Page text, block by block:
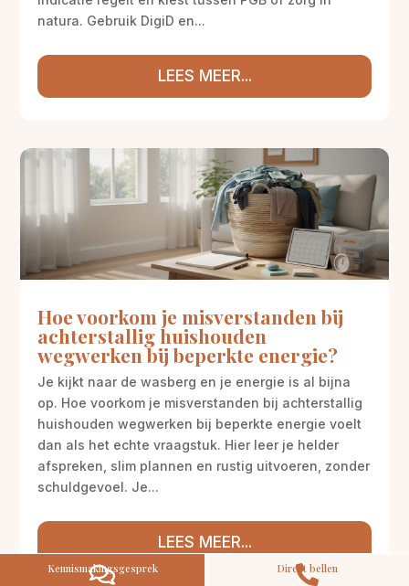
natura. Gebruik DigiD en...
LEES MEER...
Hoe voorkom je misverstanden bij
achterstallig huishouden
wegwerken bij beperkte energie?
Je kijkt naar de wasberg en je energie is al bijna
op. Hoe voorkom je misverstanden bij achterstallig
huishouden wegwerken bij beperkte energie voelt
dan als het echte vraagstuk. Hier leer je helder
afspreken, slim plannen en rustig uitvoeren, zonder
schuldgevoel. Je...
LEES MEER...
Gratis
kennismaking?
M
Neem vrijblijvend contact op!
Zorg op maat
Persoonlijke zorgplan
Geen lange wachtlijsten
Altijd vertrouwde gezichten
Hoog gekwalificeerd
Contact opnemen

Kennismakingsgesprek 
Direct bellen